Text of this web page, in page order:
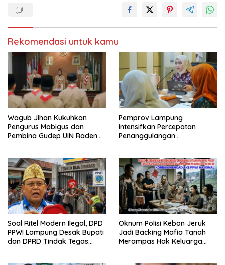
Rekomendasi untuk kamu
Wagub Jihan Kukuhkan
Pengurus Mabigus dan
Pembina Gudep UIN Raden
Muda
Pemprov Lampung
Intensifkan Percepatan
Penanggulangan
Soal Ritel Modern Ilegal, DPD
PPWI Lampung Desak Bupati
dan DPRD Tindak Tegas
Oknum Polisi Kebon Jeruk
Jadi Backing Mafia Tanah
Merampas Hak Keluarga